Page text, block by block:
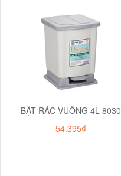
BẬT RÁC VUÔNG 4L 8030
54.395₫